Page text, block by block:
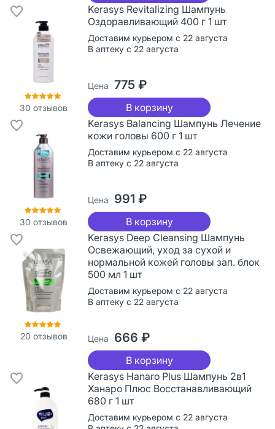
30 отзывов
Kerasys Revitalizing Шампунь
Оздоравливающий 400 г 1 шт
Доставим курьером с 22 августа
В аптеку с 22 августа
Цена 775 ₽
В корзину
30 отзывов
Kerasys Balancing Шампунь Лечение
кожи головы 600 г 1 шт
Доставим курьером с 22 августа
В аптеку с 22 августа
Цена 991 ₽
В корзину
20 отзывов
Kerasys Deep Cleansing Шампунь
Освежающий, уход за сухой и
нормальной кожей головы зап. блок
500 мл 1 шт
Доставим курьером с 22 августа
В аптеку с 22 августа
Цена 666 ₽
В корзину
Kerasys Hanaro Plus Шампунь 2в1
Ханаро Плюс Восстанавливающий
680 г 1 шт
Доставим курьером с 22 августа